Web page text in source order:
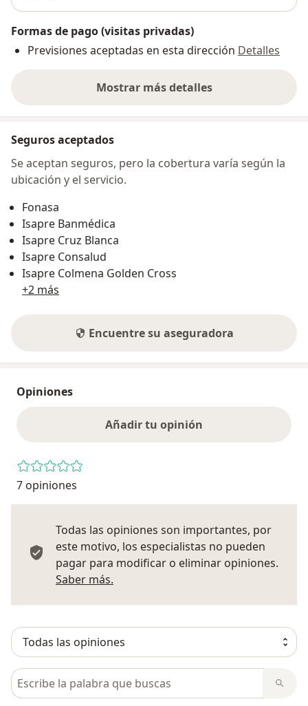
Formas de pago (visitas privadas)
Previsiones aceptadas en esta dirección Detalles
Mostrar más detalles
sobre la dirección
Seguros aceptados
Se aceptan seguros, pero la cobertura varía según la
ubicación y el servicio.
Fonasa
Isapre Banmédica
Isapre Cruz Blanca
Isapre Consalud
Isapre Colmena Golden Cross
+2 más
Encuentre su aseguradora
Opiniones
Añadir tu opinión
7 opiniones
Todas las opiniones son importantes, por
este motivo, los especialistas no pueden
pagar para modificar o eliminar opiniones.
Saber más.
Busca en opiniones